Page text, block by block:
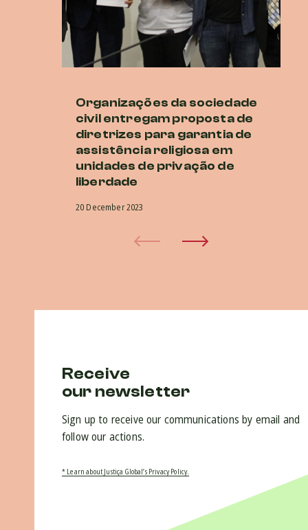
Organizações da sociedade
civil entregam proposta de
diretrizes para garantia de
assistência religiosa em
unidades de privação de
liberdade
20 December 2023
Receive
our newsletter
Sign up to receive our communications by email and
follow our actions.
* Learn about Justiça Global’s Privacy Policy.